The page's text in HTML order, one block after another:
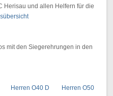
Herisau und allen Helfern für die
mit den Siegerehrungen in den
Herren O40 D
Herren O50